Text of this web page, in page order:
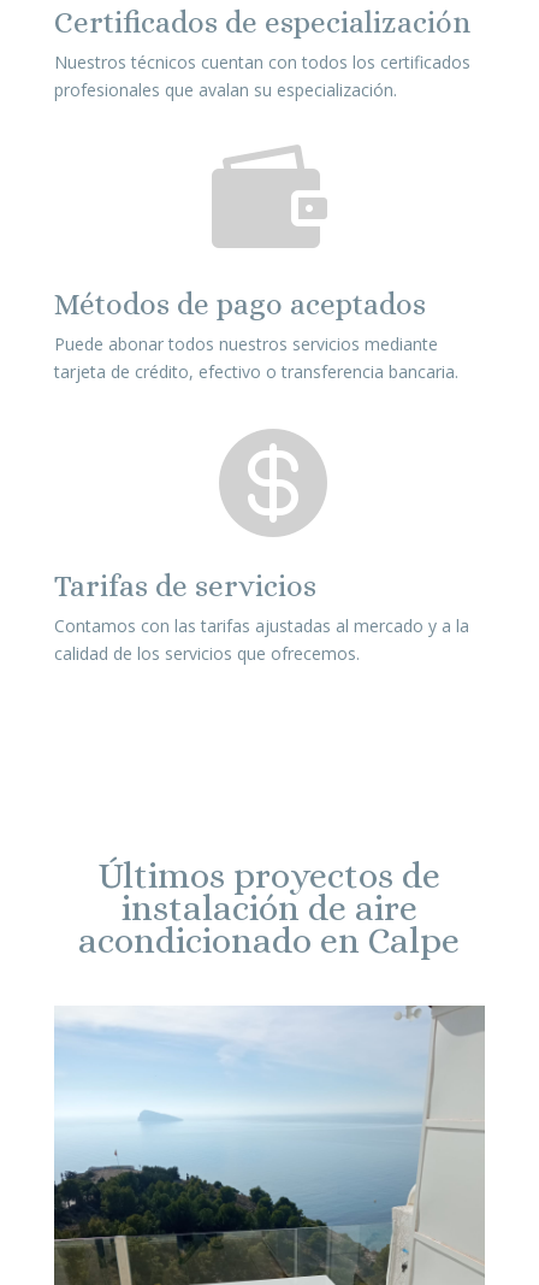
Certificados de especialización
Nuestros técnicos cuentan con todos los certificados
profesionales que avalan su especialización.

Métodos de pago aceptados
Puede abonar todos nuestros servicios mediante
tarjeta de crédito, efectivo o transferencia bancaria.

Tarifas de servicios
Contamos con las tarifas ajustadas al mercado y a la
calidad de los servicios que ofrecemos.
Últimos proyectos de
instalación de aire
acondicionado en Calpe